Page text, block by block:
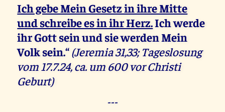
Ich gebe Mein Gesetz in ihre Mitte
und schreibe es in ihr Herz.Ich werde
ihr Gott sein und sie werden Mein
Volk sein.“(Jeremia 31,33; Tageslosung
vom 17.7.24, ca. um 600 vor Christi
Geburt)
---